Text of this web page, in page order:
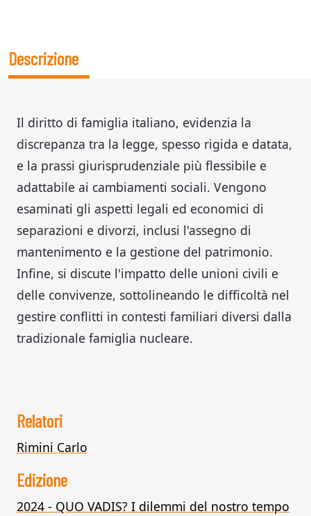
Descrizione
Il diritto di famiglia italiano, evidenzia la
discrepanza tra la legge, spesso rigida e datata,
e la prassi giurisprudenziale più flessibile e
adattabile ai cambiamenti sociali. Vengono
esaminati gli aspetti legali ed economici di
separazioni e divorzi, inclusi l'assegno di
mantenimento e la gestione del patrimonio.
Infine, si discute l'impatto delle unioni civili e
delle convivenze, sottolineando le difficoltà nel
gestire conflitti in contesti familiari diversi dalla
tradizionale famiglia nucleare.
Relatori
Rimini Carlo
Edizione
2024 - QUO VADIS? I dilemmi del nostro tempo